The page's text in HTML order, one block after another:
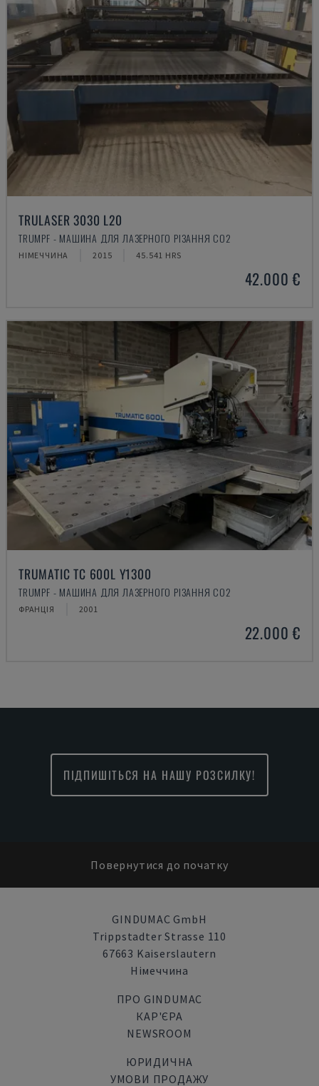
TRULASER 3030 L20
TRUMPF - МАШИНА ДЛЯ ЛАЗЕРНОГО РІЗАННЯ CO2
НІМЕЧЧИНА 2015 45.541 HRS
42.000 €
TRUMATIC TC 600L Y1300
TRUMPF - МАШИНА ДЛЯ ЛАЗЕРНОГО РІЗАННЯ CO2
ФРАНЦІЯ 2001
22.000 €
ПІДПИШІТЬСЯ НА НАШУ РОЗСИЛКУ!
Повернутися до початку
GINDUMAC GmbH
Trippstadter Strasse 110
67663 Kaiserslautern
Німеччина
ПРО GINDUMAC
КАР'ЄРА
NEWSROOM
ЮРИДИЧНА
УМОВИ ПРОДАЖУ